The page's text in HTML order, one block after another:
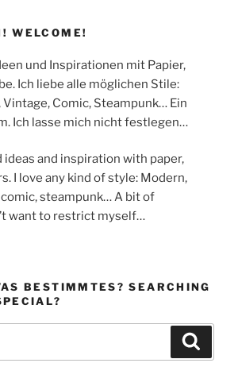
WELCOME!
und Inspirationen mit Papier,
Ich liebe alle möglichen Stile:
Vintage, Comic, Steampunk… Ein
Ich lasse mich nicht festlegen…
ideas and inspiration with paper,
I love any kind of style: Modern,
steampunk… A bit of
want to restrict myself…
BESTIMMTES? SEARCHING